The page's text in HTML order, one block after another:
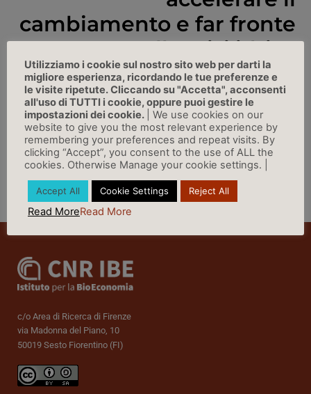
cambiamento e far fronte
alla crisi idrica
SempioneNews, 22/03/2023
LINK
Vai a Rassegna Stampa »
c/o Area di Ricerca di Firenze
via Madonna del Piano, 10
50019 Sesto Fiorentino (FI)
Utilizziamo i cookie sul nostro sito web per darti la
migliore esperienza, ricordando le tue preferenze e
le visite ripetute. Cliccando su "Accetta", acconsenti
all'uso di TUTTI i cookie, oppure puoi gestire le
impostazioni dei cookie.
| We use cookies on our
website to give you the most relevant experience by
remembering your preferences and repeat visits. By
clicking “Accept”, you consent to the use of ALL the
cookies. Otherwise Manage your cookie settings. |
Accept All Cookie Settings Reject All
Read MoreRead More